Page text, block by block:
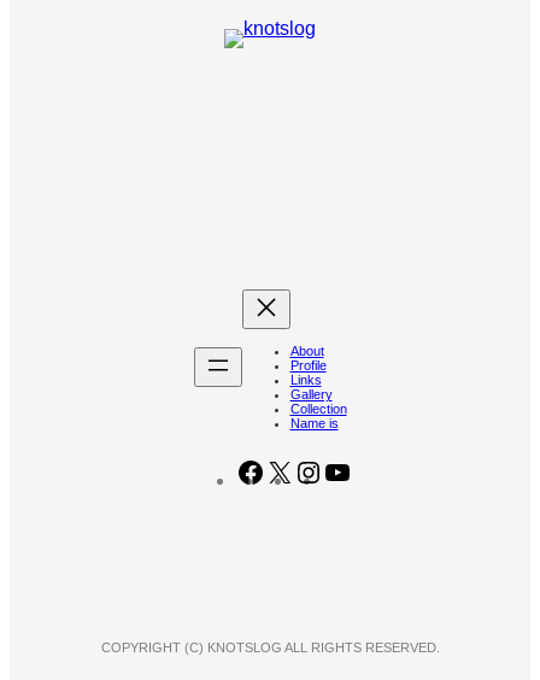
About
Profile
Links
Gallery
Collection
Name is
Facebook
X Instagram
COPYRIGHT (C) KNOTSLOG ALL RIGHTS RESERVED.